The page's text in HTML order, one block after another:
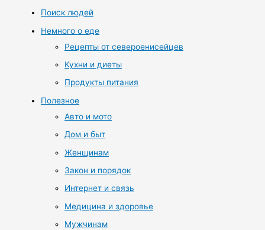
Поиск людей
Немного о еде
Рецепты от североенисейцев
Кухни и диеты
Продукты питания
Полезное
Авто и мото
Дом и быт
Женщинам
Закон и порядок
Интернет и связь
Медицина и здоровье
Мужчинам